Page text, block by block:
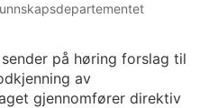
på høring forslag til
av
gjennomfører direktiv